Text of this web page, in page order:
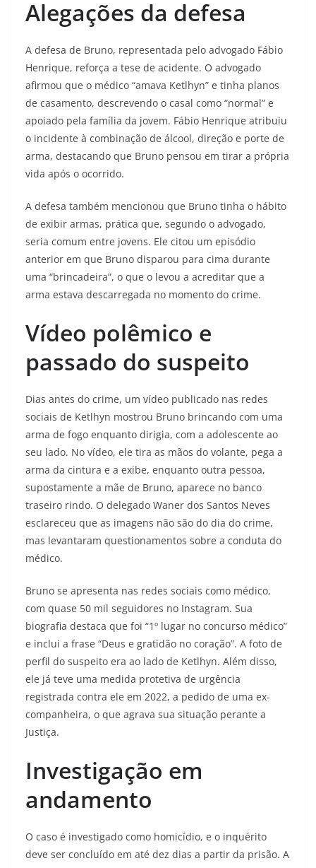
Alegações da defesa
A defesa de Bruno, representada pelo advogado Fábio
Henrique, reforça a tese de acidente. O advogado
afirmou que o médico “amava Ketlhyn” e tinha planos
de casamento, descrevendo o casal como “normal” e
apoiado pela família da jovem. Fábio Henrique atribuiu
o incidente à combinação de álcool, direção e porte de
arma, destacando que Bruno pensou em tirar a própria
vida após o ocorrido.
A defesa também mencionou que Bruno tinha o hábito
de exibir armas, prática que, segundo o advogado,
seria comum entre jovens. Ele citou um episódio
anterior em que Bruno disparou para cima durante
uma “brincadeira”, o que o levou a acreditar que a
arma estava descarregada no momento do crime.
Vídeo polêmico e
passado do suspeito
Dias antes do crime, um vídeo publicado nas redes
sociais de Ketlhyn mostrou Bruno brincando com uma
arma de fogo enquanto dirigia, com a adolescente ao
seu lado. No vídeo, ele tira as mãos do volante, pega a
arma da cintura e a exibe, enquanto outra pessoa,
supostamente a mãe de Bruno, aparece no banco
traseiro rindo. O delegado Waner dos Santos Neves
esclareceu que as imagens não são do dia do crime,
mas levantaram questionamentos sobre a conduta do
médico.
Bruno se apresenta nas redes sociais como médico,
com quase 50 mil seguidores no Instagram. Sua
biografia destaca que foi “1º lugar no concurso médico”
e inclui a frase “Deus e gratidão no coração”. A foto de
perfil do suspeito era ao lado de Ketlhyn. Além disso,
ele já teve uma medida protetiva de urgência
registrada contra ele em 2022, a pedido de uma ex-
companheira, o que agrava sua situação perante a
Justiça.
Investigação em
andamento
O caso é investigado como homicídio, e o inquérito
deve ser concluído em até dez dias a partir da prisão. A